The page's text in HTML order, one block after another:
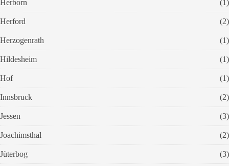
Herborn (1)
Herford (2)
Herzogenrath (1)
Hildesheim (1)
Hof (1)
Innsbruck (2)
Jessen (3)
Joachimsthal (2)
Jüterbog (3)